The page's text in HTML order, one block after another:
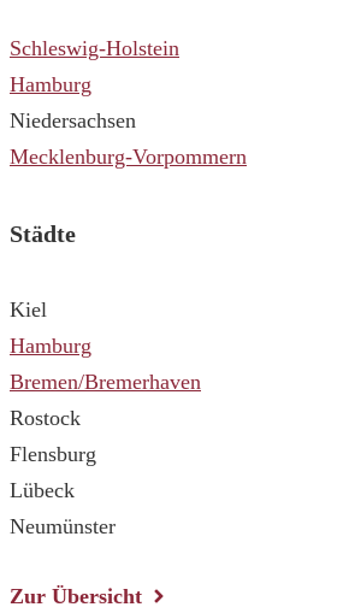
Schleswig-Holstein
Hamburg
Niedersachsen
Mecklenburg-Vorpommern
Städte
Kiel
Hamburg
Bremen/Bremerhaven
Rostock
Flensburg
Lübeck
Neumünster
Zur Übersicht